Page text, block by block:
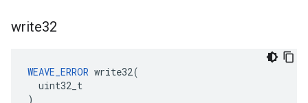
write32
WEAVE_ERROR write32(
  uint32_t
)